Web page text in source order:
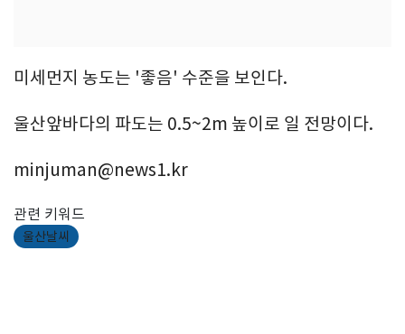
미세먼지 농도는 '좋음' 수준을 보인다.
울산앞바다의 파도는 0.5~2m 높이로 일 전망이다.
minjuman@news1.kr
관련 키워드
울산날씨